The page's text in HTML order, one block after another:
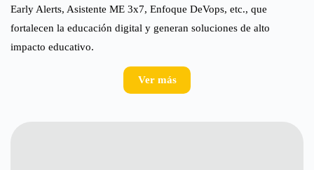
Early Alerts, Asistente ME 3x7, Enfoque DeVops, etc., que
fortalecen la educación digital y generan soluciones de alto
impacto educativo.
Ver más